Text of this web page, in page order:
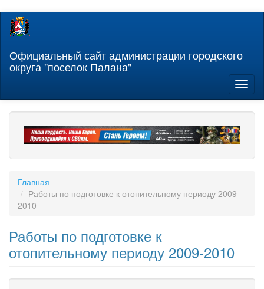
Перейти
содержанию
Официальный сайт администрации городского
округа "поселок Палана"
Главная
Работы по подготовке к отопительному периоду 2009-
2010
Работы по подготовке к
отопительному периоду 2009-2010